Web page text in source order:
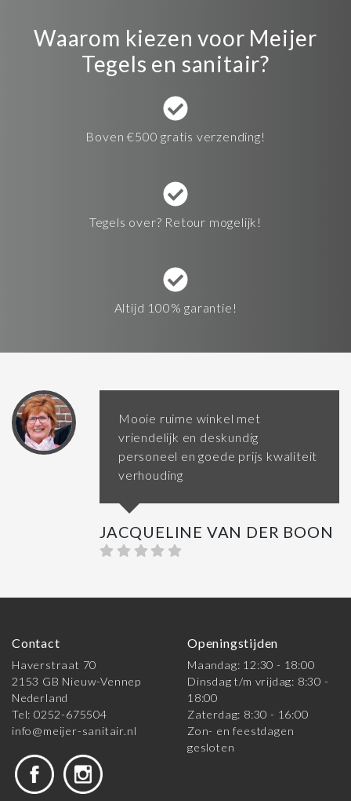
Waarom kiezen voor Meijer
Tegels en sanitair?
Boven €500 gratis verzending!
Tegels over? Retour mogelijk!
Altijd 100% garantie!
Mooie ruime winkel met
vriendelijk en deskundig
personeel en goede prijs kwaliteit
verhouding
JACQUELINE VAN DER BOON
Contact
Haverstraat 70
2153 GB Nieuw-Vennep
Nederland
Tel: 0252-675504
info@meijer-sanitair.nl
Openingstijden
Maandag: 12:30 - 18:00
Dinsdag t/m vrijdag: 8:30 -
18:00
Zaterdag: 8:30 - 16:00
Zon- en feestdagen
gesloten